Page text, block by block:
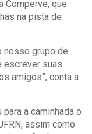
Comperve, que
na pista de
nosso grupo de
escrever suas
amigos”, conta a
a caminhada o
assim como